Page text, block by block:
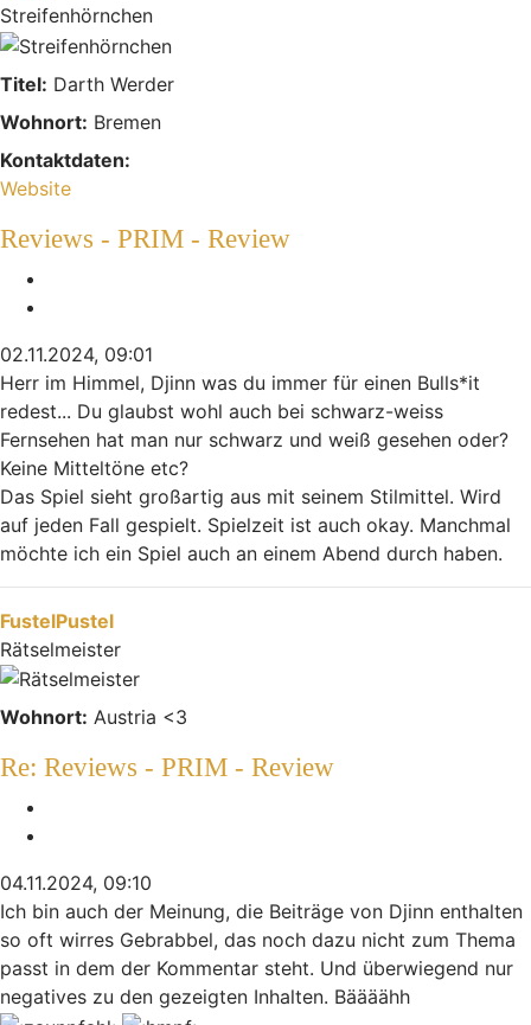
Streifenhörnchen
Titel: Darth Werder
Wohnort: Bremen
Kontaktdaten:
Kontaktdaten von M4gic
Website
Reviews - PRIM - Review
02.11.2024, 09:01
Herr im Himmel, Djinn was du immer für einen Bulls*it
redest... Du glaubst wohl auch bei schwarz-weiss
Fernsehen hat man nur schwarz und weiß gesehen oder?
Keine Mitteltöne etc?
Das Spiel sieht großartig aus mit seinem Stilmittel. Wird
auf jeden Fall gespielt. Spielzeit ist auch okay. Manchmal
möchte ich ein Spiel auch an einem Abend durch haben.
FustelPustel
Rätselmeister
Wohnort: Austria <3
Re: Reviews - PRIM - Review
04.11.2024, 09:10
Ich bin auch der Meinung, die Beiträge von Djinn enthalten
so oft wirres Gebrabbel, das noch dazu nicht zum Thema
passt in dem der Kommentar steht. Und überwiegend nur
negatives zu den gezeigten Inhalten. Bäääähh